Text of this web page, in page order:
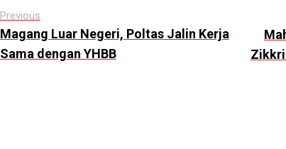
Previous
Magang Luar Negeri, Poltas Jalin Kerja
Sama dengan YHBB
Zikkri